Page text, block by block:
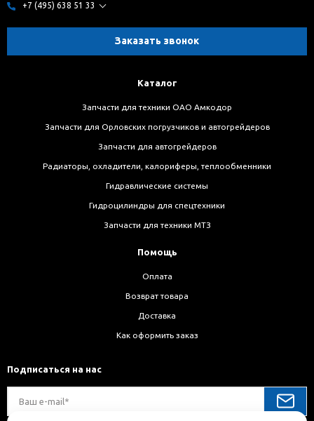
+7 (495) 638 51 33
Заказать звонок
Каталог
Запчасти для техники ОАО Амкодор
Запчасти для Орловских погрузчиков и автогрейдеров
Запчасти для автогрейдеров
Радиаторы, охладители, калориферы, теплообменники
Гидравлические системы
Гидроцилиндры для спецтехники
Запчасти для техники МТЗ
Помощь
Оплата
Возврат товара
Доставка
Как оформить заказ
Подписаться на нас